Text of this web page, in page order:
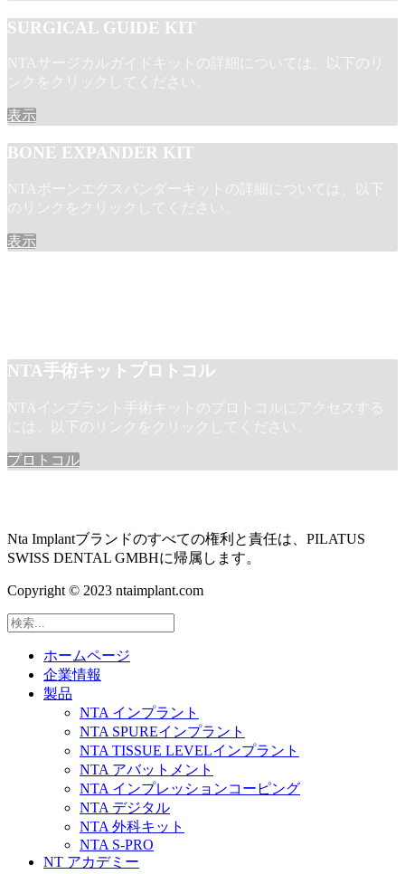
SURGICAL GUIDE KIT
NTAサージカルガイドキットの詳細については、以下のリ
ンクをクリックしてください。
表示
BONE EXPANDER KIT
NTAボーンエクスパンダーキットの詳細については、以下
のリンクをクリックしてください。
表示
NTA手術キットプロトコル
NTAインプラント手術キットのプロトコルにアクセスする
には、以下のリンクをクリックしてください。
プロトコル
Nta Implantブランドのすべての権利と責任は、PILATUS
SWISS DENTAL GMBHに帰属します。
Copyright © 2023 ntaimplant.com
ホームページ
企業情報
製品
NTA インプラント
NTA SPUREインプラント
NTA TISSUE LEVELインプラント
NTA アバットメント
NTA インプレッションコーピング
NTA デジタル
NTA 外科キット
NTA S-PRO
NT アカデミー